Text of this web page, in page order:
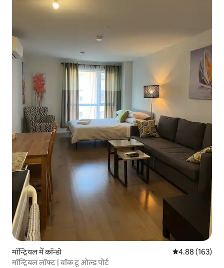
मॉन्ट्रियल में कॉन्डो औसत रेटिंग 5 में से
4.88 (163)
मॉन्ट्रियल लॉफ्ट | वॉक टू ओल्ड पोर्ट